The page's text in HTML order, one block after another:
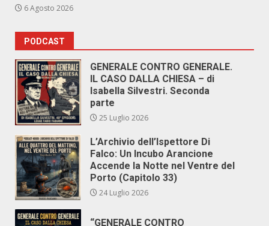
6 Agosto 2026
PODCAST
GENERALE CONTRO GENERALE.
IL CASO DALLA CHIESA – di
Isabella Silvestri. Seconda
parte
25 Luglio 2026
L’Archivio dell’Ispettore Di
Falco: Un Incubo Arancione
Accende la Notte nel Ventre del
Porto (Capitolo 33)
24 Luglio 2026
“GENERALE CONTRO